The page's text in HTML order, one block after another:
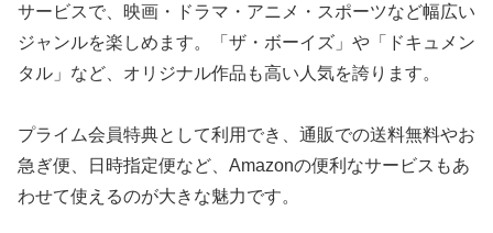
サービスで、映画・ドラマ・アニメ・スポーツなど幅広い
ジャンルを楽しめます。「ザ・ボーイズ」や「ドキュメン
タル」など、オリジナル作品も高い人気を誇ります。
プライム会員特典として利用でき、通販での送料無料やお
急ぎ便、日時指定便など、Amazonの便利なサービスもあ
わせて使えるのが大きな魅力です。